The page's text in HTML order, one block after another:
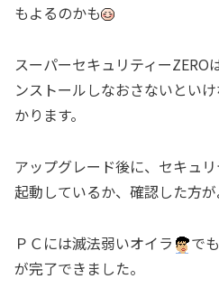
もよるのかも
スーパーセキュリティーZERO
ンストールしなおさないとい
かります。
アップグレード後に、セキュ
起動しているか、確認した方が
ＰＣには滅法弱いオイラ
で
が完了できました。